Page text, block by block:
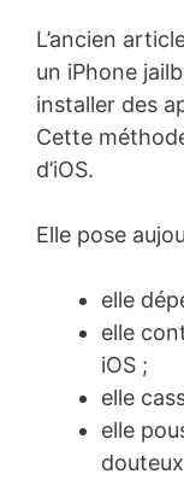
L’ancien
un iPhone
installer des
Cette
d’iOS.
Elle pose
elle
elle
iOS ;
elle
elle